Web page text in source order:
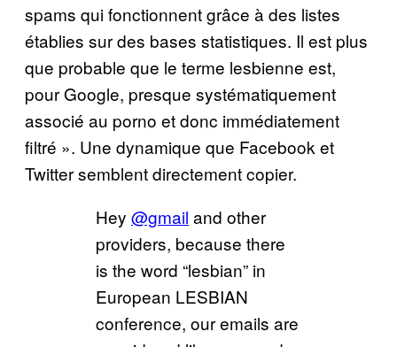
spams qui fonctionnent grâce à des listes
établies sur des bases statistiques. Il est plus
que probable que le terme lesbienne est,
pour Google, presque systématiquement
associé au porno et donc immédiatement
filtré ». Une dynamique que Facebook et
Twitter semblent directement copier.
Hey @gmail and other
providers, because there
is the word “lesbian” in
European LESBIAN
conference, our emails are